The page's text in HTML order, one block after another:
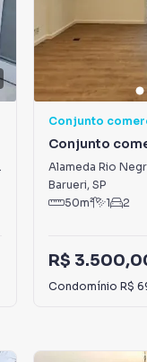
Conjunto
Conjunto
Alphaville
Empresarial/
Alameda Rio
Barueri, SP
50m² 1 2
R$
Condomínio R$